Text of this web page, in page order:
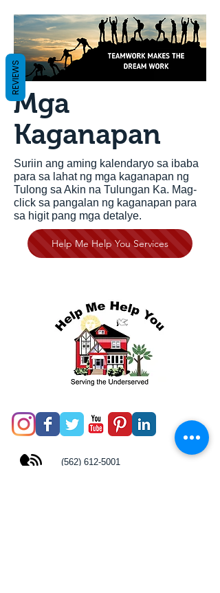
Mga
Kaganapan
Suriin ang aming kalendaryo sa ibaba
para sa lahat ng mga kaganapan ng
Tulong sa Akin na Tulungan Ka. Mag-
click sa pangalan ng kaganapan para
sa higit pang mga detalye.
Help Me Help You Services
(562) 612-5001
REVIEWS